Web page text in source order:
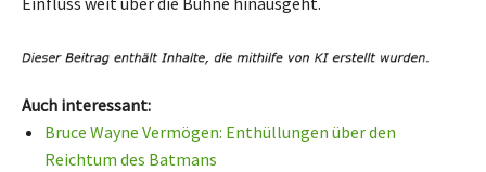
Auch interessant:
Bruce Wayne Vermögen: Enthüllungen über den
Reichtum des Batmans